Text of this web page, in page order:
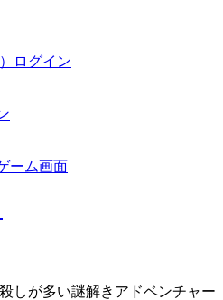
ログイン
しが多い謎解きアドベンチャー